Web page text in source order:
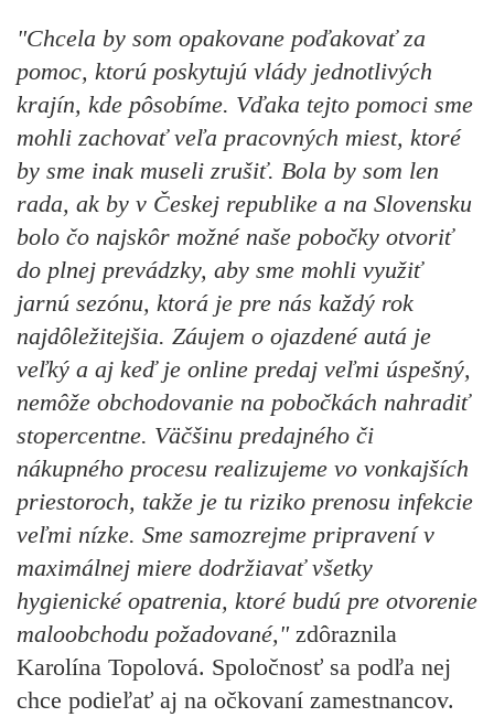
"Chcela by som opakovane poďakovať za
pomoc, ktorú poskytujú vlády jednotlivých
krajín, kde pôsobíme. Vďaka tejto pomoci sme
mohli zachovať veľa pracovných miest, ktoré
by sme inak museli zrušiť. Bola by som len
rada, ak by v Českej republike a na Slovensku
bolo čo najskôr možné naše pobočky otvoriť
do plnej prevádzky, aby sme mohli využiť
jarnú sezónu, ktorá je pre nás každý rok
najdôležitejšia. Záujem o ojazdené autá je
veľký a aj keď je online predaj veľmi úspešný,
nemôže obchodovanie na pobočkách nahradiť
stopercentne. Väčšinu predajného či
nákupného procesu realizujeme vo vonkajších
priestoroch, takže je tu riziko prenosu infekcie
veľmi nízke. Sme samozrejme pripravení v
maximálnej miere dodržiavať všetky
hygienické opatrenia, ktoré budú pre otvorenie
maloobchodu požadované," zdôraznila
Karolína Topolová. Spoločnosť sa podľa nej
chce podieľať aj na očkovaní zamestnancov.